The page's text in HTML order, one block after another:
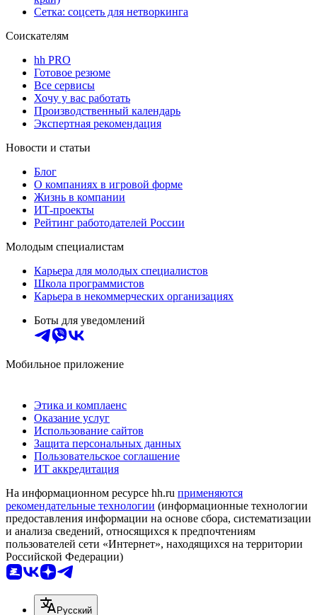
Сетка: соцсеть для нетворкинга
Соискателям
hh PRO
Готовое резюме
Все сервисы
Хочу у вас работать
Производственный календарь
Экспертная рекомендация
Новости и статьи
Блог
О компаниях в игровой форме
Жизнь в компании
ИТ-проекты
Рейтинг работодателей России
Молодым специалистам
Карьера для молодых специалистов
Школа программистов
Карьера в некоммерческих организациях
Боты для уведомлений
Мобильное приложение
Этика и комплаенс
Оказание услуг
Использование сайтов
Защита персональных данных
Пользовательское соглашение
ИТ аккредитация
На информационном ресурсе hh.ru применяются
рекомендательные технологии (информационные технологии
предоставления информации на основе сбора, систематизации
и анализа сведений, относящихся к предпочтениям
пользователей сети «Интернет», находящихся на территории
Российской Федерации)
Русский